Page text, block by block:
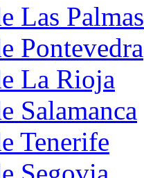
Las Palmas
Pontevedra
La Rioja
Salamanca
Tenerife